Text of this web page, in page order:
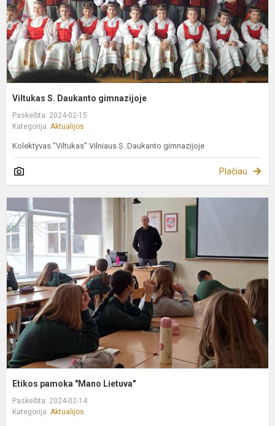
Viltukas S. Daukanto gimnazijoje
Paskelbta: 2024-02-15
Kategorija: Aktualijos
Kolektyvas "Viltukas" Vilniaus S. Daukanto gimnazijoje
Plačiau
Etikos pamoka "Mano Lietuva"
Paskelbta: 2024-02-14
Kategorija: Aktualijos